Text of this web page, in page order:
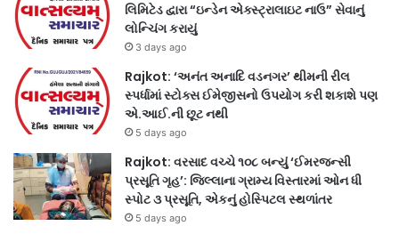
લિમિટેડ દ્વારા “ઇન્ડેન એક્સ્ટ્રાલાઇટ નાઉ” સેવાનું
લોન્ચિંગ કરાયું
3 days ago
Rajkot: ‘અનંત અનાદિ વડનગર’ થીમની રીલ
સ્પર્ધામાં સ્ટોક્સ ઈમેજીસનો ઉપયોગ કરી શકાશે પણ
એ.આઈ.ની છૂટ નથી
5 days ago
Rajkot: વરસાદ વચ્ચે ૧૦૮ બન્યું ‘ઈમરજન્સી
પ્રસૂતિ ગૃહ’: જિલ્લાના ગ્રામ્ય વિસ્તારમાં ઓન ધી
સ્પોટ ૩ પ્રસૂતિ, એકનું હોસ્પિટલ સ્થળાંતર
5 days ago